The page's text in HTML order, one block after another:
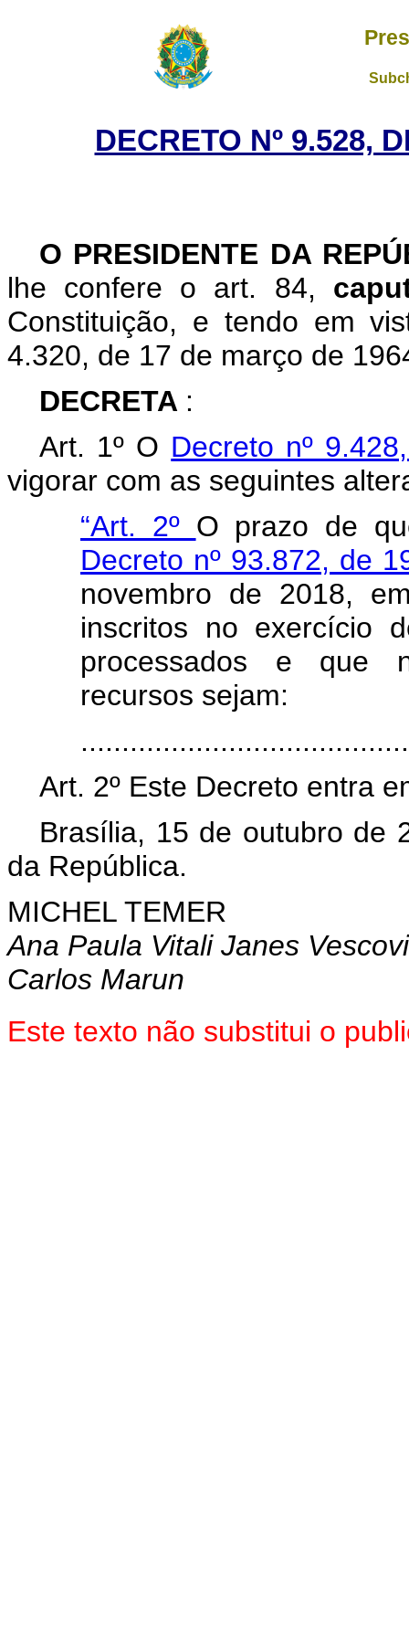
DECRETO Nº 9.528,
O PRESIDENTE DA
lhe confere o art. 84,
Constituição, e tendo em
4.320, de 17 de março de
DECRETA :
Art. 1º O Decreto nº
vigorar com as seguintes
“Art. 2º O prazo de
Decreto nº 93.872, de
novembro de 2018,
inscritos no exercício
processados e que
recursos sejam:
Art. 2º Este Decreto entra
Brasília, 15 de outubro de
da República.
MICHEL TEMER
Ana Paula Vitali Janes Vescovi
Carlos Marun
Este texto não substitui o